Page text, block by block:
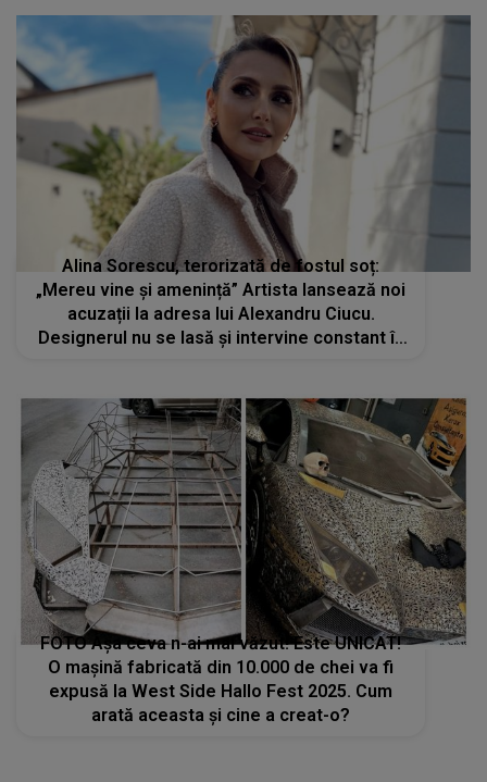
Alina Sorescu, terorizată de fostul soț:
„Mereu vine și amenință” Artista lansează noi
acuzații la adresa lui Alexandru Ciucu.
Designerul nu se lasă și intervine constant în
FOTO Așa ceva n-ai mai văzut! Este UNICAT!
O mașină fabricată din 10.000 de chei va fi
expusă la West Side Hallo Fest 2025. Cum
arată aceasta și cine a creat-o?